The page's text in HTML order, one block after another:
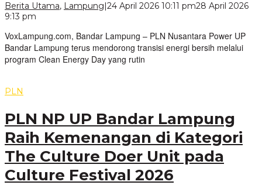
Berita Utama, Lampung|24 April 2026 10:11 pm28 April 2026
9:13 pm
VoxLampung.com, Bandar Lampung – PLN Nusantara Power UP
Bandar Lampung terus mendorong transisi energi bersih melalui
program Clean Energy Day yang rutin
PLN
PLN NP UP Bandar Lampung
Raih Kemenangan di Kategori
The Culture Doer Unit pada
Culture Festival 2026